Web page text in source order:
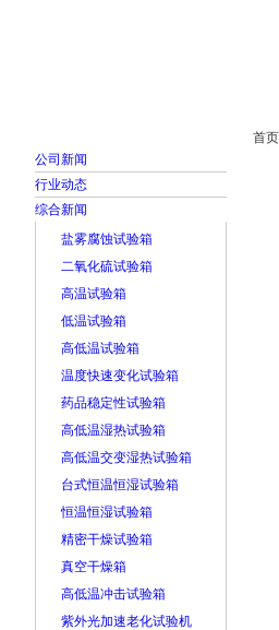
公司新闻
行业动态
综合新闻
盐雾腐蚀试验箱
二氧化硫试验箱
高温试验箱
低温试验箱
高低温试验箱
温度快速变化试验箱
药品稳定性试验箱
高低温湿热试验箱
高低温交变湿热试验箱
台式恒温恒湿试验箱
恒温恒湿试验箱
精密干燥试验箱
真空干燥箱
高低温冲击试验箱
紫外光加速老化试验机
首